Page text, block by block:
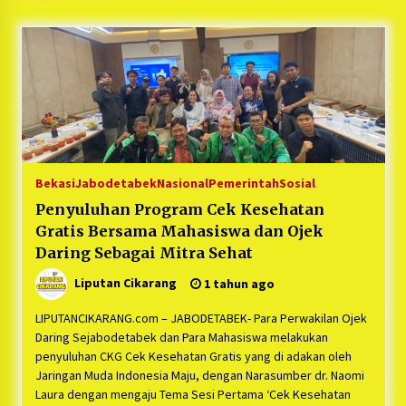
5 bulan ago
PNM Hadir dalam Setiap Langkah Dikha, Penari
Aura Farming yang Viral Ternyata Anak
Nasabah PNM Mekaar
1 tahun ago
Duh Kacau Banget, Karena Kecewa Tak Dapat
Fasilitas yang Sesuai, Para Peserta Retret
Sebelum Waktunya
1 tahun ago
Kartini Penggerak Lingkungan dari Sampah
1 tahun ago
PNM Berangkatkan Ratusan Peserta : Mudik
Aman Sampai Tujuan BUMN 2025
1 tahun ago
Ketua Umum Jurpala KOSMI Indonesia Gilang
BekasiJabodetabekNasionalPemerintahSosial
Penyuluhan Program Cek Kesehatan
Gratis Bersama Mahasiswa dan Ojek
Daring Sebagai Mitra Sehat
Liputan Cikarang 1 tahun ago
LIPUTANCIKARANG.com – JABODETABEK- Para Perwakilan Ojek
Daring Sejabodetabek dan Para Mahasiswa melakukan
penyuluhan CKG Cek Kesehatan Gratis yang di adakan oleh
Jaringan Muda Indonesia Maju, dengan Narasumber dr. Naomi
Laura dengan mengaju Tema Sesi Pertama ‘Cek Kesehatan